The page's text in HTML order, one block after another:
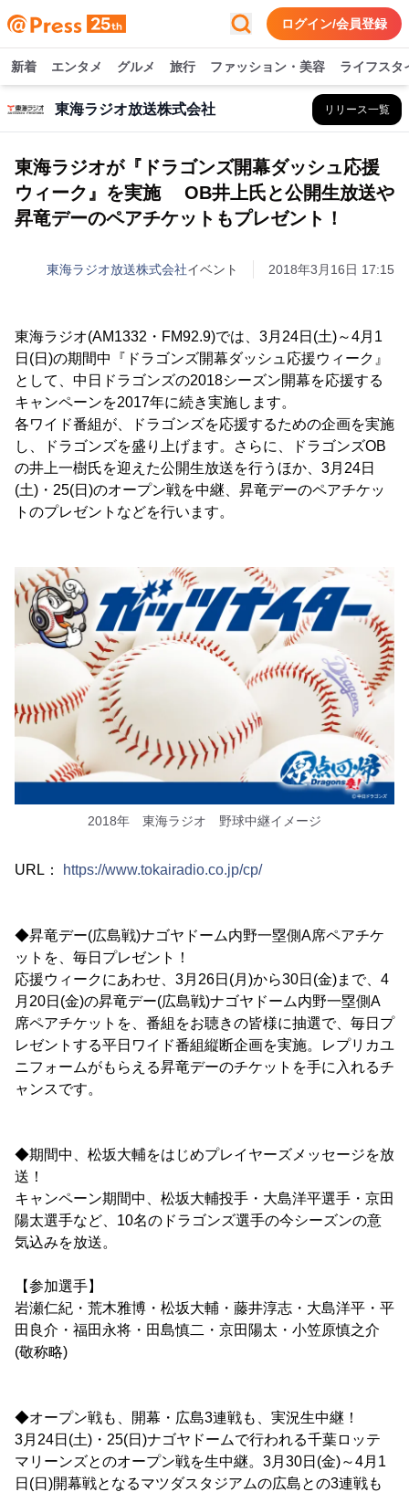
ログイン/会員登録
新着 エンタメ グルメ 旅行 ファッション・美容 ライフスタ
東海ラジオ放送株式会社 リリース一覧
東海ラジオが『ドラゴンズ開幕ダッシュ応援
ウィーク』を実施 OB井上氏と公開生放送や
昇竜デーのペアチケットもプレゼント！
東海ラジオ放送株式会社イベント 2018年3月16日 17:15
東海ラジオ(AM1332・FM92.9)では、3月24日(土)～4月1
日(日)の期間中『ドラゴンズ開幕ダッシュ応援ウィーク』
として、中日ドラゴンズの2018シーズン開幕を応援する
キャンペーンを2017年に続き実施します。
各ワイド番組が、ドラゴンズを応援するための企画を実施
し、ドラゴンズを盛り上げます。さらに、ドラゴンズOB
の井上一樹氏を迎えた公開生放送を行うほか、3月24日
(土)・25(日)のオープン戦を中継、昇竜デーのペアチケッ
トのプレゼントなどを行います。
2018年 東海ラジオ 野球中継イメージ
URL： https://www.tokairadio.co.jp/cp/
◆昇竜デー(広島戦)ナゴヤドーム内野一塁側A席ペアチケ
ットを、毎日プレゼント！
応援ウィークにあわせ、3月26日(月)から30日(金)まで、4
月20日(金)の昇竜デー(広島戦)ナゴヤドーム内野一塁側A
席ペアチケットを、番組をお聴きの皆様に抽選で、毎日プ
レゼントする平日ワイド番組縦断企画を実施。レプリカユ
ニフォームがもらえる昇竜デーのチケットを手に入れるチ
ャンスです。
◆期間中、松坂大輔をはじめプレイヤーズメッセージを放
送！
キャンペーン期間中、松坂大輔投手・大島洋平選手・京田
陽太選手など、10名のドラゴンズ選手の今シーズンの意
気込みを放送。
【参加選手】
岩瀬仁紀・荒木雅博・松坂大輔・藤井淳志・大島洋平・平
田良介・福田永将・田島慎二・京田陽太・小笠原慎之介
(敬称略)
◆オープン戦も、開幕・広島3連戦も、実況生中継！
3月24日(土)・25(日)ナゴヤドームで行われる千葉ロッテ
マリーンズとのオープン戦を生中継。3月30日(金)～4月1
日(日)開幕戦となるマツダスタジアムの広島との3連戦も